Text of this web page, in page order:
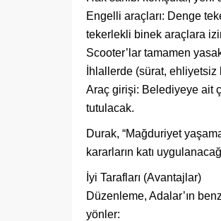
Engelli araçları: Denge
tekerlekli binek araçlara
Scooter’lar tamamen
İhlallerde (sürat, ehliyetsiz
Araç girişi: Belediyeye ait
tutulacak.
Durak, “Mağduriyet
kararların katı
İyi Tarafları (Avantajlar)
Düzenleme, Adalar’ın
yönler: